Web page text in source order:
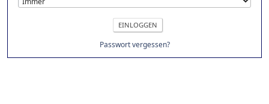
Passwort vergessen?